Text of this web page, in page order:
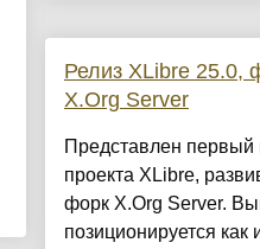
Релиз XLibre 25.0,
X.Org Server
Представлен первый
проекта XLibre,
форк X.Org Server.
позиционируется